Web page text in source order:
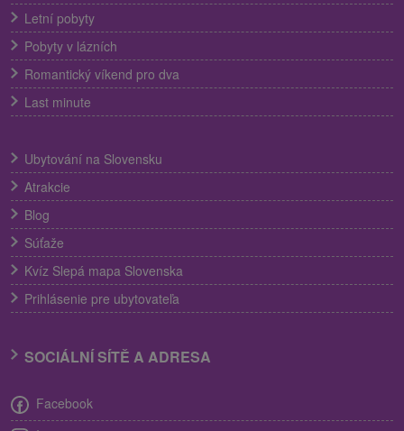
Letní pobyty
Pobyty v lázních
Romantický víkend pro dva
Last minute
Ubytování na Slovensku
Atrakcie
Blog
Súťaže
Kvíz Slepá mapa Slovenska
Prihlásenie pre ubytovateľa
SOCIÁLNÍ SÍTĚ A ADRESA
Facebook